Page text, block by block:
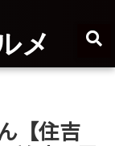
メ
【住吉